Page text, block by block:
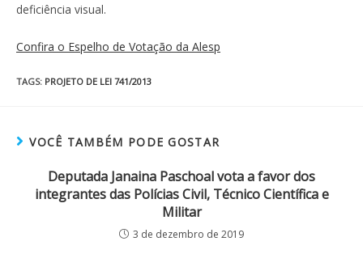
deficiência visual.
Confira o Espelho de Votação da Alesp
TAGS: PROJETO DE LEI 741/2013
VOCÊ TAMBÉM PODE GOSTAR
Deputada Janaina Paschoal vota a favor dos
integrantes das Polícias Civil, Técnico Científica e
Militar
3 de dezembro de 2019